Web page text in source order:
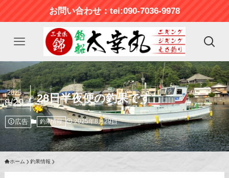
お問い合わせ：tei:090-7036-9978
28日半夜便の釣果です
2025
8/29
広告 釣果情報 2025年8月29日
ホーム 釣果情報